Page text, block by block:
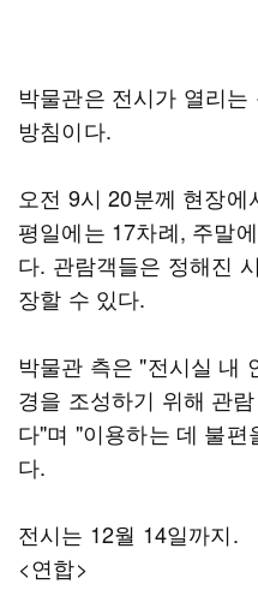
박물관은 전시가 열리
방침이다.
오전 9시 20분께 현장
평일에는 17차례, 주말
다. 관람객들은 정해진
장할 수 있다.
박물관 측은 "전시실 내
경을 조성하기 위해 관
다"며 "이용하는 데 불
다.
전시는 12월 14일까지.
<연합>